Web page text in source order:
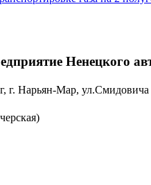
г. Нарьян-Мар, ул.Смидовича